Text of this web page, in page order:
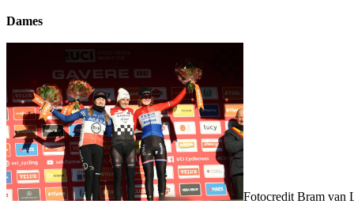
Dames
Fotocredit Bram van